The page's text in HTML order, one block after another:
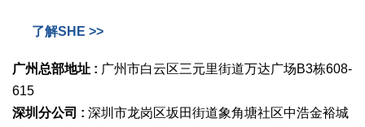
了解SHE >>
广州总部地址 : 广州市白云区三元里街道万达广场B3栋608-
615
深圳分公司 : 深圳市龙岗区坂田街道象角塘社区中浩金裕城